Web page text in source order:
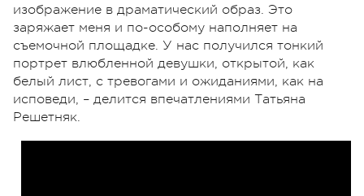
изображение в драматический образ. Это
заряжает меня и по-особому наполняет на
съемочной площадке. У нас получился тонкий
портрет влюбленной девушки, открытой, как
белый лист, с тревогами и ожиданиями, как на
исповеди, – делится впечатлениями Татьяна
Решетняк.